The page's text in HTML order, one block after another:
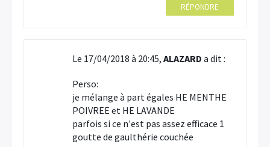
RÉPONDRE
Le 17/04/2018 à 20:45, ALAZARD a dit :
Perso:
je mélange à part égales HE MENTHE
POIVREE et HE LAVANDE
parfois si ce n'est pas assez efficace 1
goutte de gaulthérie couchée